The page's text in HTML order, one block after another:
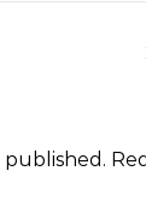
published.